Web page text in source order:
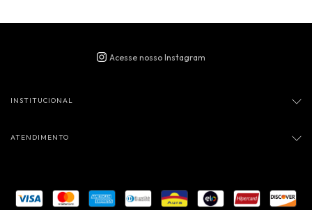
INSTITUCIONAL
ATENDIMENTO